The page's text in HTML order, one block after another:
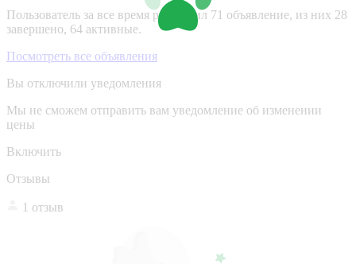
Пользователь за все время разместил 71 объявление, из них 28
завершено, 64 активные.
Посмотреть все объявления
Вы отключили уведомления
Мы не сможем отправить вам уведомление об изменении
цены
Включить
Отзывы
1 отзыв